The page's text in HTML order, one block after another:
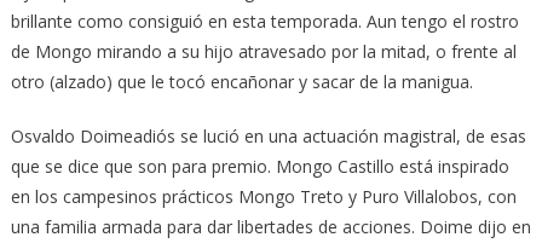
brillante como consiguió en esta temporada. Aun tengo el rostro
de Mongo mirando a su hijo atravesado por la mitad, o frente al
otro (alzado) que le tocó encañonar y sacar de la manigua.
Osvaldo Doimeadiós se lució en una actuación magistral, de esas
que se dice que son para premio. Mongo Castillo está inspirado
en los campesinos prácticos Mongo Treto y Puro Villalobos, con
una familia armada para dar libertades de acciones. Doime dijo en